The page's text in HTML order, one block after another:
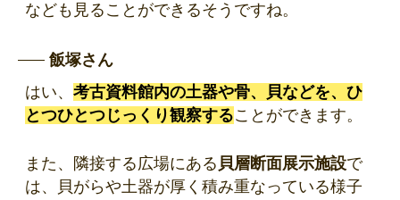
なども見ることができるそうですね。
飯塚さん
はい、 考古資料館内の土器や骨、貝などを、ひ
とつひとつじっくり観察することができます。
また、隣接する広場にある 貝層断面展示施設で
は、貝がらや土器が厚く積み重なっている様子